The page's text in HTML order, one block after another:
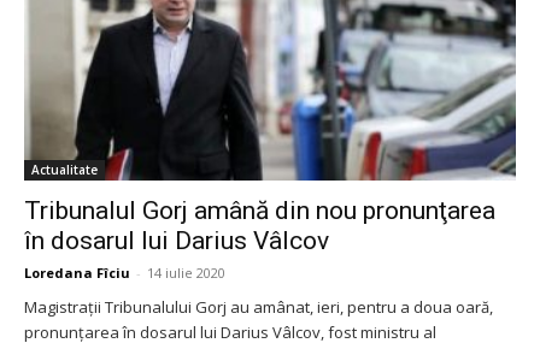
Actualitate
Tribunalul Gorj amână din nou pronunţarea
în dosarul lui Darius Vâlcov
Loredana Fîciu - 14 iulie 2020
Magistraţii Tribunalului Gorj au amânat, ieri, pentru a doua oară,
pronunţarea în dosarul lui Darius Vâlcov, fost ministru al